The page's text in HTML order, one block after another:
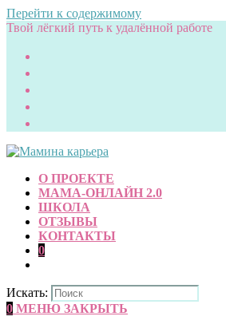
Перейти к содержимому
Твой лёгкий путь к удалённой работе
О ПРОЕКТЕ
МАМА-ОНЛАЙН 2.0
ШКОЛА
ОТЗЫВЫ
КОНТАКТЫ
0
Искать:
0 МЕНЮ ЗАКРЫТЬ